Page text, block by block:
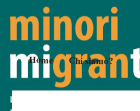
Home Chi siamo?